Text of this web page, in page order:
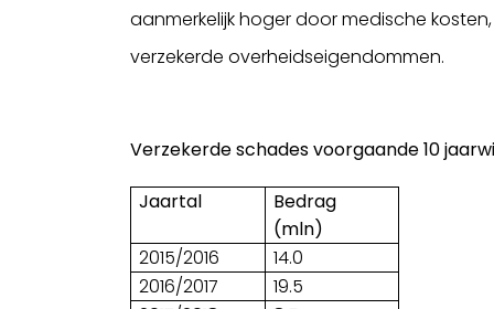
aanmerkelijk hoger door medische
verzekerde overheidseigendommen.
Verzekerde schades voorgaande 10
Jaartal
Bedrag
(mln)
2015/2016
14.0
2016/2017
19.5